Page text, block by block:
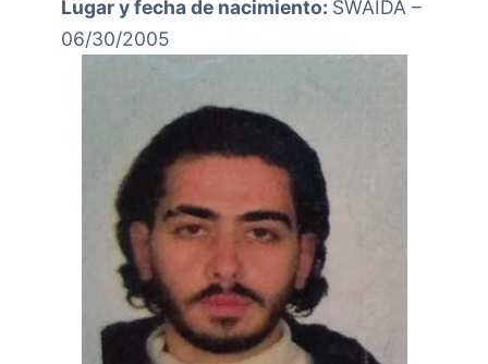
Lugar y fecha de nacimiento: SWAIDA –
06/30/2005